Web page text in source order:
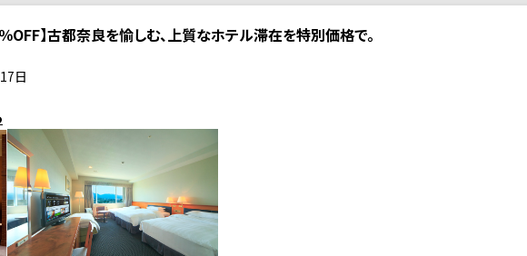
OFF】古都奈良を愉しむ、上質なホテル滞在を特別価格で。
日